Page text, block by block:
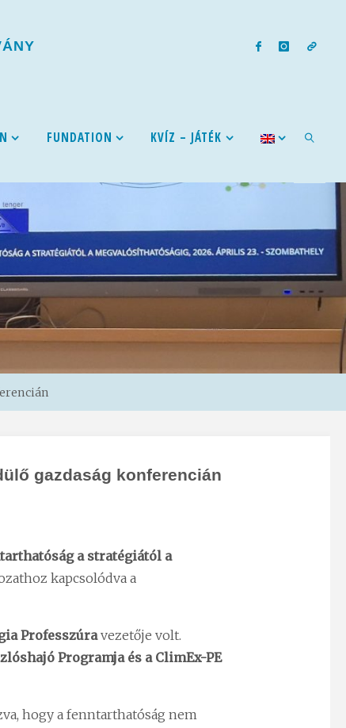
ÁNY
FUNDATION KVÍZ – JÁTÉK
SEARCH
gazdaság konferencián
a stratégiától a
kapcsolódva a
Professzúravezetője volt.
Programja és a ClimEx-PE
hogy a fenntarthatóság nem